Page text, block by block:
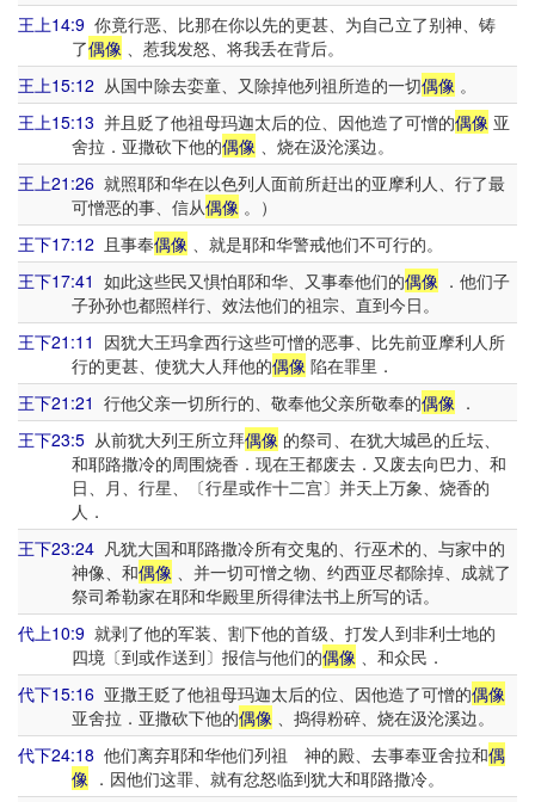
王上14:9 你竟行恶、比那在你以先的更甚、为自己立了别神、铸
了偶像、惹我发怒、将我丢在背后。
王上15:12 从国中除去娈童、又除掉他列祖所造的一切偶像 。
王上15:13 并且贬了他祖母玛迦太后的位、因他造了可憎的偶像 亚
舍拉．亚撒砍下他的偶像、烧在汲沦溪边。
王上21:26 就照耶和华在以色列人面前所赶出的亚摩利人、行了最
可憎恶的事、信从偶像。）
王下17:12 且事奉偶像 、就是耶和华警戒他们不可行的。
王下17:41 如此这些民又惧怕耶和华、又事奉他们的偶像 ．他们子
子孙孙也都照样行、效法他们的祖宗、直到今日。
王下21:11 因犹大王玛拿西行这些可憎的恶事、比先前亚摩利人所
行的更甚、使犹大人拜他的偶像陷在罪里．
王下21:21 行他父亲一切所行的、敬奉他父亲所敬奉的偶像 ．
王下23:5 从前犹大列王所立拜偶像 的祭司、在犹大城邑的丘坛、
和耶路撒冷的周围烧香．现在王都废去．又废去向巴力、和
日、月、行星、〔行星或作十二宫〕并天上万象、烧香的
人．
王下23:24 凡犹大国和耶路撒冷所有交鬼的、行巫术的、与家中的
神像、和偶像、并一切可憎之物、约西亚尽都除掉、成就了
祭司希勒家在耶和华殿里所得律法书上所写的话。
代上10:9 就剥了他的军装、割下他的首级、打发人到非利士地的
四境〔到或作送到〕报信与他们的偶像、和众民．
代下15:16 亚撒王贬了他祖母玛迦太后的位、因他造了可憎的偶像
亚舍拉．亚撒砍下他的偶像、捣得粉碎、烧在汲沦溪边。
代下24:18 他们离弃耶和华他们列祖 神的殿、去事奉亚舍拉和偶
像．因他们这罪、就有忿怒临到犹大和耶路撒冷。